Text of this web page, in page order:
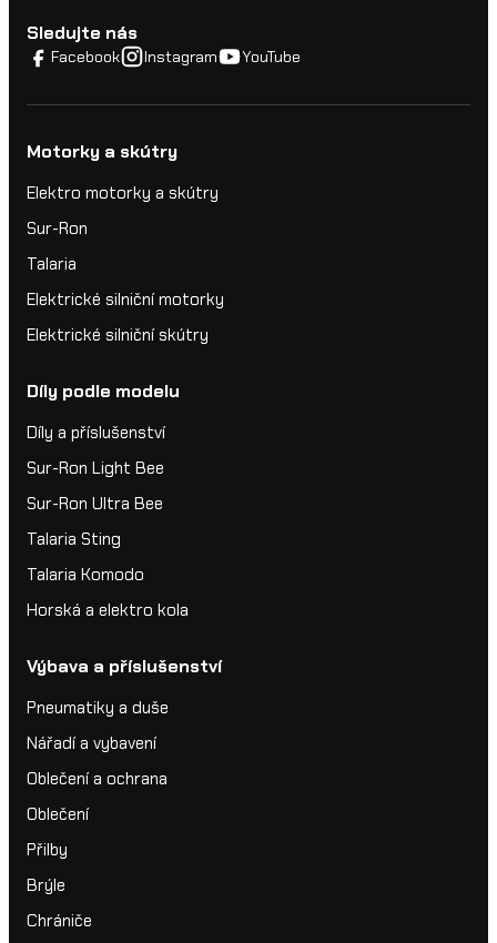
Sledujte nás
Facebook Instagram YouTube
Motorky a skútry
Elektro motorky a skútry
Sur-Ron
Talaria
Elektrické silniční motorky
Elektrické silniční skútry
Díly podle modelu
Díly a příslušenství
Sur-Ron Light Bee
Sur-Ron Ultra Bee
Talaria Sting
Talaria Komodo
Horská a elektro kola
Výbava a příslušenství
Pneumatiky a duše
Nářadí a vybavení
Oblečení a ochrana
Oblečení
Přilby
Brýle
Chrániče